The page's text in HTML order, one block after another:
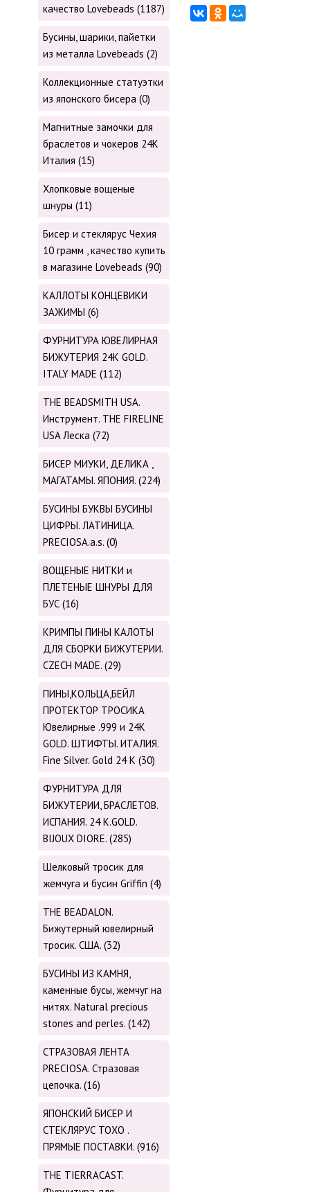
качество Lovebeads (1187)
Бусины, шарики, пайетки
из металла Lovebeads (2)
Коллекционные статуэтки
из японского бисера (0)
Магнитные замочки для
браслетов и чокеров 24К
Италия (15)
Хлопковые вощеные
шнуры (11)
Бисер и стеклярус Чехия
10 грамм , качество купить
в магазине Lovebeads (90)
КАЛЛОТЫ КОНЦЕВИКИ
ЗАЖИМЫ (6)
ФУРНИТУРА ЮВЕЛИРНАЯ
БИЖУТЕРИЯ 24К GOLD.
ITALY MADE (112)
THE BEADSMITH USA.
Инструмент. THE FIRELINE
USA Леска (72)
БИСЕР МИУКИ, ДЕЛИКА ,
МАГАТАМЫ. ЯПОНИЯ. (224)
БУСИНЫ БУКВЫ БУСИНЫ
ЦИФРЫ. ЛАТИНИЦА.
PRECIOSA.a.s. (0)
ВОЩЕНЫЕ НИТКИ и
ПЛЕТЕНЫЕ ШНУРЫ ДЛЯ
БУС (16)
КРИМПЫ ПИНЫ КАЛОТЫ
ДЛЯ СБОРКИ БИЖУТЕРИИ.
CZECH MADE. (29)
ПИНЫ,КОЛЬЦА,БЕЙЛ
ПРОТЕКТОР ТРОСИКА
Ювелирные .999 и 24К
GOLD. ШТИФТЫ. ИТАЛИЯ.
Fine Silver. Gold 24 K (30)
ФУРНИТУРА ДЛЯ
БИЖУТЕРИИ, БРАСЛЕТОВ.
ИСПАНИЯ. 24 K.GOLD.
BIJOUX DIORE. (285)
Шелковый тросик для
жемчуга и бусин Griffin (4)
THE BEADALON.
Бижутерный ювелирный
тросик. США. (32)
БУСИНЫ ИЗ КАМНЯ,
каменные бусы, жемчуг на
нитях. Natural precious
stones and perles. (142)
СТРАЗОВАЯ ЛЕНТА
PRECIOSA. Стразовая
цепочка. (16)
ЯПОНСКИЙ БИСЕР И
СТЕКЛЯРУС TOХО .
ПРЯМЫЕ ПОСТАВКИ. (916)
THE TIERRACAST.